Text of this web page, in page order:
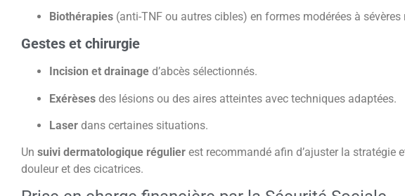
Biothérapies (anti-TNF ou autres cibles) en formes modérées à sévères
Gestes et chirurgie
Incision et drainage d’abcès sélectionnés.
Exérèses des lésions ou des aires atteintes avec techniques adaptées.
Laser dans certaines situations.
Un suivi dermatologique régulier est recommandé afin d’ajuster la stratégie
douleur et des cicatrices.